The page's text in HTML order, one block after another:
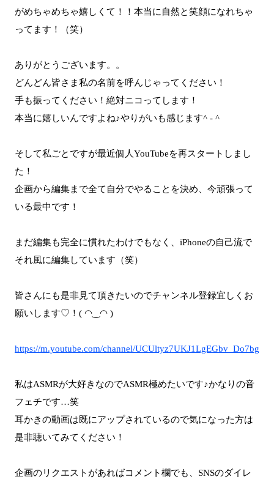
がめちゃめちゃ嬉しくて！！本当に自然と笑顔になれちゃ
ってます！（笑）
ありがとうございます。。
どんどん皆さま私の名前を呼んじゃってください！
手も振ってください！絶対ニコってします！
本当に嬉しいんですよね♪やりがいも感じます^ - ^
そして私ごとですが最近個人YouTubeを再スタートしまし
た！
企画から編集まで全て自分でやることを決め、今頑張って
いる最中です！
まだ編集も完全に慣れたわけでもなく、iPhoneの自己流で
それ風に編集しています（笑）
皆さんにも是非見て頂きたいのでチャンネル登録宜しくお
願いします♡！( ◠‿◠ )
https://m.youtube.com/channel/UCUltyz7UKJ1LgEGbv_Do7bg
私はASMRが大好きなのでASMR極めたいです♪かなりの音
フェチです…笑
耳かきの動画は既にアップされているので気になった方は
是非聴いてみてください！
企画のリクエストがあればコメント欄でも、SNSのダイレ